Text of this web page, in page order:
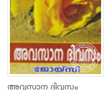
അവസാന ദിവസം